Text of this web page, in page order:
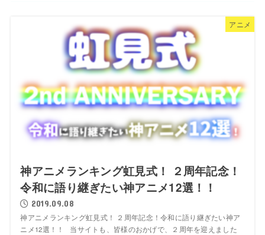
アニメ
神アニメランキング虹見式！ ２周年記念！
令和に語り継ぎたい神アニメ12選！！
2019.09.08
神アニメランキング虹見式！ ２周年記念！令和に語り継ぎたい神ア
ニメ12選！！ 当サイトも、皆様のおかげで、２周年を迎えました